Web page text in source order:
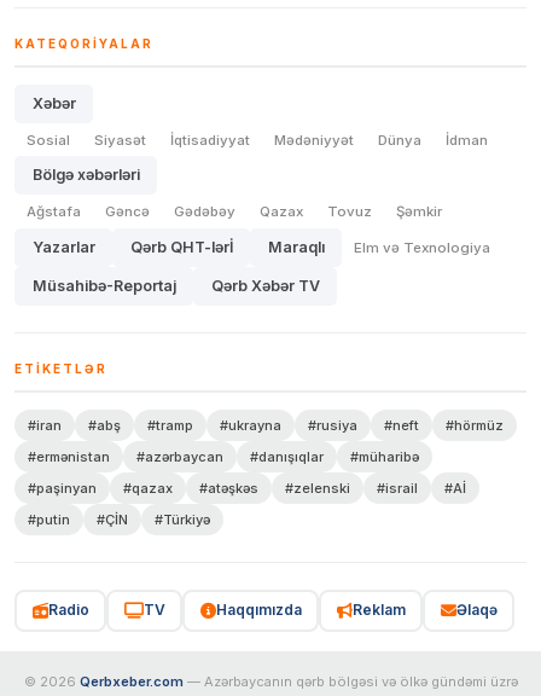
KATEQORIYALAR
Xəbər
Sosial Siyasət İqtisadiyyat Mədəniyyət Dünya İdman
Bölgə xəbərləri
Ağstafa Gəncə Gədəbəy Qazax Tovuz Şəmkir
Yazarlar Qərb QHT-lərİ Maraqlı Elm və Texnologiya
Müsahibə-Reportaj Qərb Xəbər TV
ETIKETLƏR
#iran #abş #tramp #ukrayna #rusiya #neft
#hörmüz
#ermənistan
#azərbaycan #danışıqlar
#müharibə
#paşinyan
#qazax #atəşkəs #zelenski #israil
#Aİ
#putin
#ÇİN #Türkiyə
Radio TV Haqqımızda Reklam Əlaqə
© 2026 Qerbxeber.com — Azərbaycanın qərb bölgəsi və ölkə gündəmi üzrə